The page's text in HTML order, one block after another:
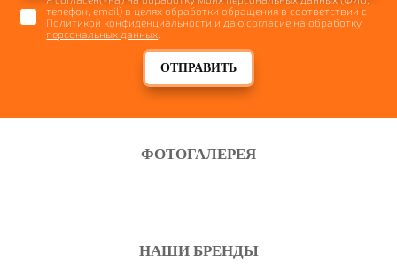
ОТПРАВИТЬ
телефон, email) в целях обработки обращения в соответствии с
Политикой конфиденциальности и даю согласие наобработку
персональных данных
ФОТОГАЛЕРЕЯ
НАШИ БРЕНДЫ